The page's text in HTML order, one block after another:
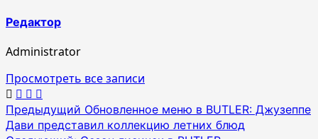
Редактор
Administrator
Просмотреть все записи
Навигация
по
Предыдущий Обновленное меню в BUTLER: Джузеппе
Дави представил коллекцию летних блюд